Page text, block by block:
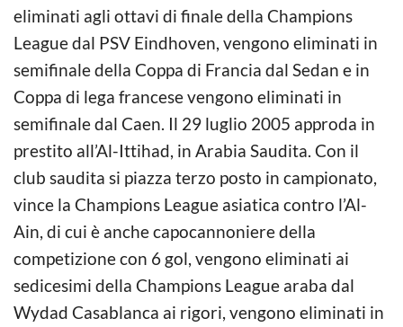
eliminati agli ottavi di finale della Champions
League dal PSV Eindhoven, vengono eliminati in
semifinale della Coppa di Francia dal Sedan e in
Coppa di lega francese vengono eliminati in
semifinale dal Caen. Il 29 luglio 2005 approda in
prestito all’Al-Ittihad, in Arabia Saudita. Con il
club saudita si piazza terzo posto in campionato,
vince la Champions League asiatica contro l’Al-
Ain, di cui è anche capocannoniere della
competizione con 6 gol, vengono eliminati ai
sedicesimi della Champions League araba dal
Wydad Casablanca ai rigori, vengono eliminati in